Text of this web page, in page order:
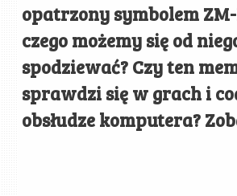
opatrzony symbolem
czego możemy się od
spodziewać? Czy ten
sprawdzi się w grach i
obsłudze komputera?